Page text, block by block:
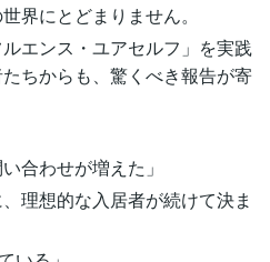
界にとどまりません。
エンス・ユアセルフ」を実践
ちからも、驚くべき報告が寄
合わせが増えた」
理想的な入居者が続けて決ま